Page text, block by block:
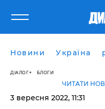
Новини Україна
ДІАЛОГ БЛОГИ
ЧИТАТИ
3 вересня 2022, 11:31